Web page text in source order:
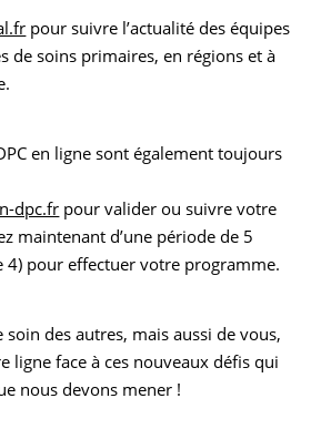
pour suivre l’actualité des équipes
de soins primaires, en régions et à
en ligne sont également toujours
dpc.fr pour valider ou suivre votre
maintenant d’une période de 5
4) pour effectuer votre programme.
des autres, mais aussi de vous,
ligne face à ces nouveaux défis qui
nous devons mener !